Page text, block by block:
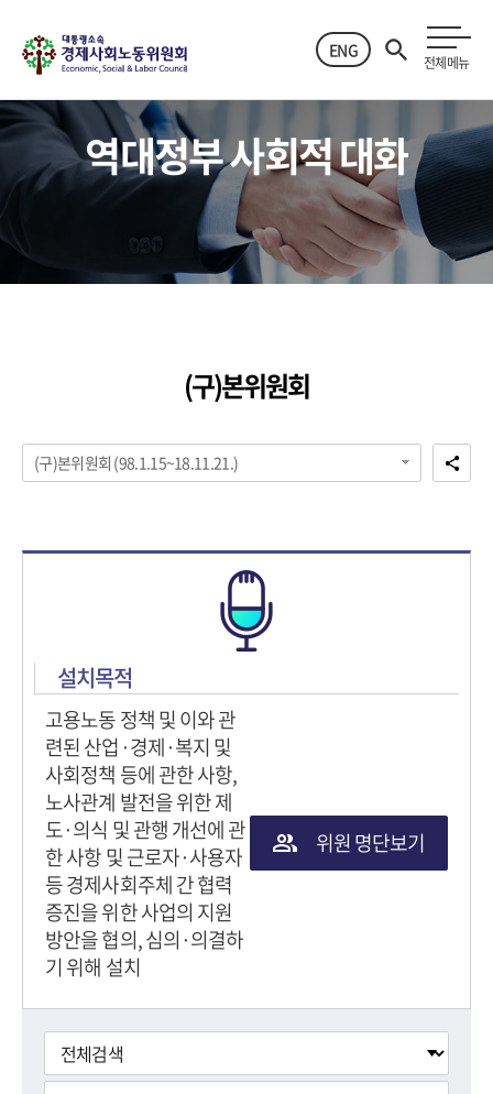
ENG
전체메뉴
역대정부 사회적 대화
(구)본위원회
(구)본위원회 (98.1.15~18.11.21.)
설치목적
고용노동 정책 및 이와 관
련된 산업·경제·복지 및
사회정책 등에 관한 사항,
노사관계 발전을 위한 제
도·의식 및 관행 개선에 관
한 사항 및 근로자·사용자
등 경제사회주체 간 협력
증진을 위한 사업의 지원
방안을 협의, 심의·의결하
기 위해 설치
위원 명단보기